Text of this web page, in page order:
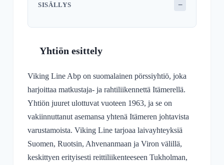
SISÄLLYS −
Yhtiön esittely
Viking Line Abp on suomalainen pörssiyhtiö, joka
harjoittaa matkustaja- ja rahtiliikennettä Itämerellä.
Yhtiön juuret ulottuvat vuoteen 1963, ja se on
vakiinnuttanut asemansa yhtenä Itämeren johtavista
varustamoista. Viking Line tarjoaa laivayhteyksiä
Suomen, Ruotsin, Ahvenanmaan ja Viron välillä,
keskittyen erityisesti reittiliikenteeseen Tukholman,